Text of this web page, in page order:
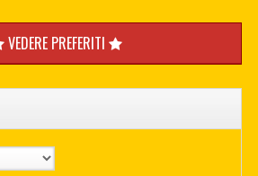
VEDERE PREFERITI